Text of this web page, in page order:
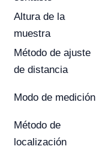
Altura de la
muestra
Método de ajuste
de distancia
Modo de medición
Método de
localización